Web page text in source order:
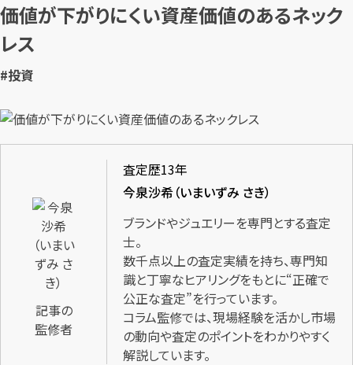
価値が下がりにくい資産価値のあるネック
レス
#投資
記事の
監修者
査定歴13年
今泉沙希（いまいずみ さき）
ブランドやジュエリーを専門とする査定
士。
数千点以上の査定実績を持ち、専門知
識と丁寧なヒアリングをもとに“正確で
公正な査定”を行っています。
コラム監修では、現場経験を活かし市場
の動向や査定のポイントをわかりやすく
解説しています。